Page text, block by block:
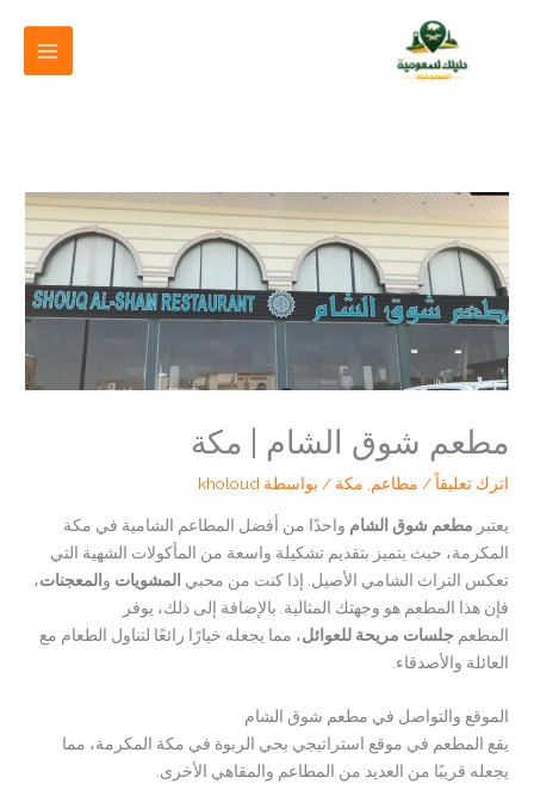
مطعم شوق الشام | مكة
اترك تعليقاً / مطاعم مكة / بواسطة kholoud
يعتبر مطعم شوق الشام واحدًا من أفضل المطاعم الشامية في مكة
المكرمة، حيث يتميز بتقديم تشكيلة واسعة من المأكولات الشهية التي
تعكس التراث الشامي الأصيل. إذا كنت من محبي المشويات و المعجنات،
فإن هذا المطعم هو وجهتك المثالية. بالإضافة إلى ذلك، يوفر
المطعم جلسات مريحة للعوائل، مما يجعله خيارًا رائعًا لتناول الطعام مع
العائلة والأصدقاء.
الموقع والتواصل في مطعم شوق الشام
يقع المطعم في موقع استراتيجي بحي الربوة في مكة المكرمة، مما
يجعله قريبًا من العديد من المطاعم والمقاهي الأخرى.